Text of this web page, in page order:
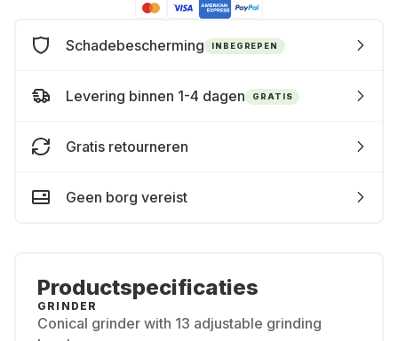
Schadebescherming INBEGREPEN
Levering binnen 1-4 dagen GRATIS
Gratis retourneren
Geen borg vereist
Productspecificaties
GRINDER
Conical grinder with 13 adjustable grinding